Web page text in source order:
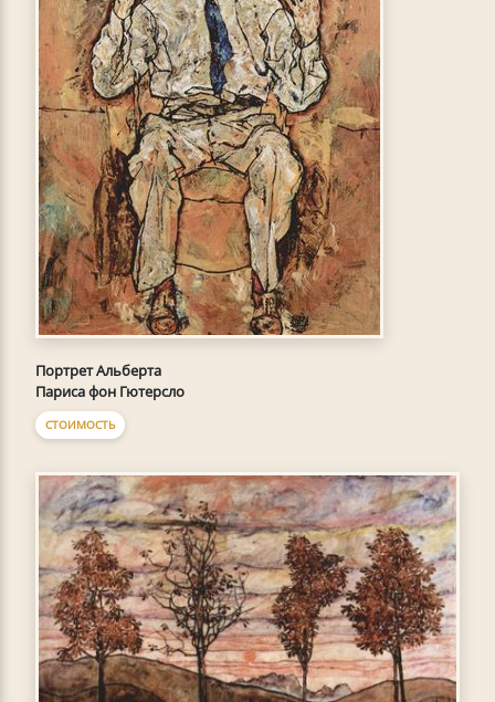
Портрет Альберта
Париса фон Гютерсло
СТОИМОСТЬ